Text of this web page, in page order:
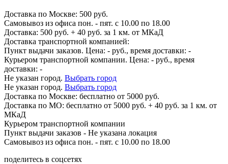
Доставка по Москве: 500 руб.
Самовывоз из офиса пон. - пят. с 10.00 по 18.00
Доставка: 500 руб. + 40 руб. за 1 км. от МКаД
Доставка транспортной компанией:
Пункт выдачи заказов. Цена: - руб., время доставки: -
Курьером транспортной компании. Цена: - руб., время
доставки: -
Не указан город. Выбрать город
Не указан город. Выбрать город
Доставка по Москве: бесплатно от 5000 руб.
Доставка по МО: бесплатно от 5000 руб. + 40 руб. за 1 км. от
МКаД
Курьером транспортной компании
Пункт выдачи заказов - Не указана локация
Самовывоз из офиса пон. - пят. с 10.00 по 18.00
поделитесь в соцсетях